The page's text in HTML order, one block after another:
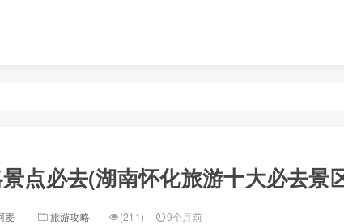
点必去(湖南怀化旅游十大必去景
麦 旅游攻略 (211) 9个月前